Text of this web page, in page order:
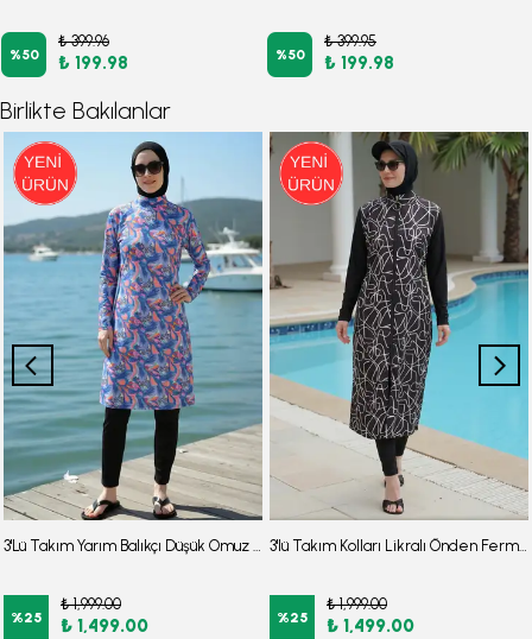
%50
₺ 399.96
₺ 199.98 %50
₺ 399.95
₺ 199.98
Birlikte Bakılanlar
3'Lü Takım Yarım Balıkçı Düşük Omuz Yarasakol Likralı Kumaş Burkini Tesettür Mayo D48
%25
₺ 1,999.00
₺ 1,499.00
3'lü Takım Kolları Likralı Önden Fermuarlı Yırtmaçlı Maksi Burkini Tesettür Mayo D26
%25
₺ 1,999.00
₺ 1,499.00